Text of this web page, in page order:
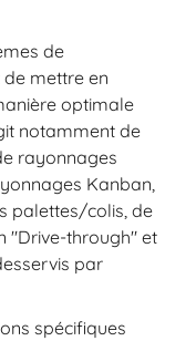
de
mettre en
optimale
notamment de
rayonnages
Kanban,
palettes/colis, de
"Drive-through" et
par
spécifiques